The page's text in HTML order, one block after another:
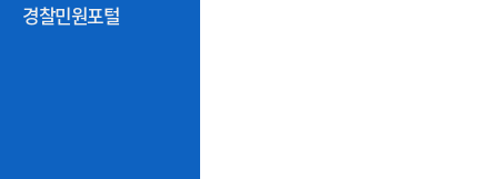
경찰민원포털